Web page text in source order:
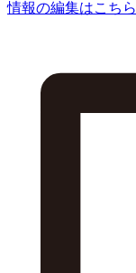
情報の編集はこちら